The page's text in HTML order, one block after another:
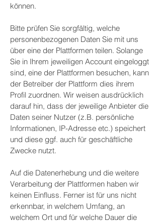
können.
Bitte prüfen Sie sorgfältig, welche
personenbezogenen Daten Sie mit uns
über eine der Plattformen teilen. Solange
Sie in Ihrem jeweiligen Account eingeloggt
sind, eine der Plattformen besuchen, kann
der Betreiber der Plattform dies ihrem
Profil zuordnen. Wir weisen ausdrücklich
darauf hin, dass der jeweilige Anbieter die
Daten seiner Nutzer (z.B. persönliche
Informationen, IP-Adresse etc.) speichert
und diese ggf. auch für geschäftliche
Zwecke nutzt.
Auf die Datenerhebung und die weitere
Verarbeitung der Plattformen haben wir
keinen Einfluss. Ferner ist für uns nicht
erkennbar, in welchem Umfang, an
welchem Ort und für welche Dauer die